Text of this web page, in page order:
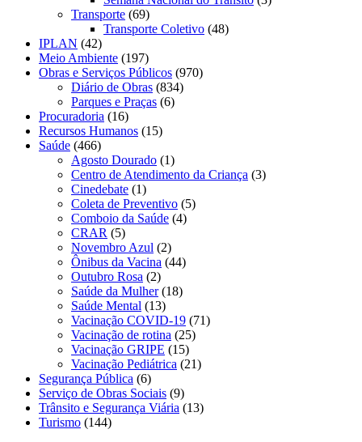
Transporte (69)
Transporte Coletivo (48)
IPLAN (42)
Meio Ambiente (197)
Obras e Serviços Públicos (970)
Diário de Obras (834)
Parques e Praças (6)
Procuradoria (16)
Recursos Humanos (15)
Saúde (466)
Agosto Dourado (1)
Centro de Atendimento da Criança (3)
Cinedebate (1)
Coleta de Preventivo (5)
Comboio da Saúde (4)
CRAR (5)
Novembro Azul (2)
Ônibus da Vacina (44)
Outubro Rosa (2)
Saúde da Mulher(18)
Saúde Mental (13)
Vacinação COVID-19 (71)
Vacinação de rotina (25)
Vacinação GRIPE (15)
Vacinação Pediátrica (21)
Segurança Pública (6)
Serviço de Obras Sociais (9)
Trânsito e Segurança Viária (13)
Turismo (144)